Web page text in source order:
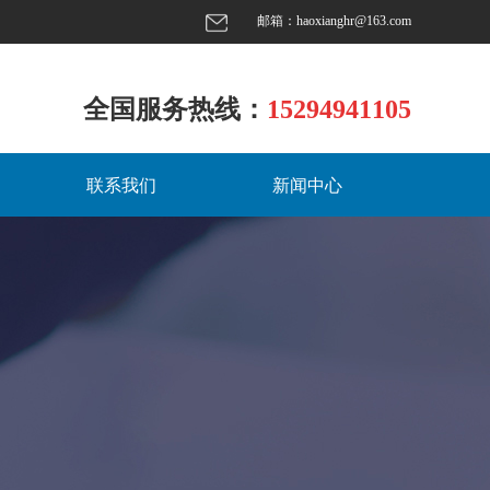
联系我们 新闻中心
全国服务热线： 15294941105
邮箱： haoxianghr@163.com